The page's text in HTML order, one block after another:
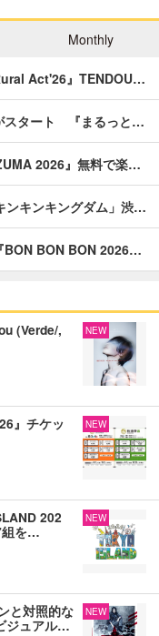
Monthly
Act'26』TENDOU…
スタート 『まるっと…
2026』無料で楽…
ンキンキングダム」渋…
BON BON BON 2026…
(Verde/,
NEW
』チケッ
NEW
202
組を…
NEW
と対照的な
ジュアル…
NEW